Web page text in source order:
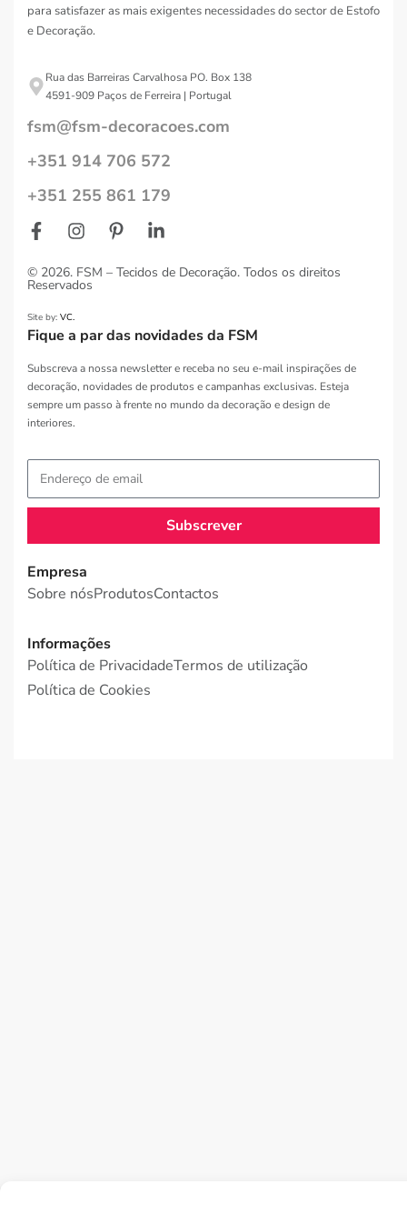
para satisfazer as mais exigentes necessidades do sector de Estofo
e Decoração.
Rua das Barreiras Carvalhosa PO. Box 138
4591-909 Paços de Ferreira | Portugal
fsm@fsm-decoracoes.com
+351 914 706 572
+351 255 861 179
© 2026. FSM – Tecidos de Decoração. Todos os direitos
Reservados
Site by: VC.
Fique a par das novidades da FSM
Subscreva a nossa newsletter e receba no seu e-mail inspirações de
decoração, novidades de produtos e campanhas exclusivas. Esteja
sempre um passo à frente no mundo da decoração e design de
interiores.
Subscrever
Empresa
Sobre nósProdutosContactos
Informações
Política de PrivacidadeTermos de utilização
Política de Cookies